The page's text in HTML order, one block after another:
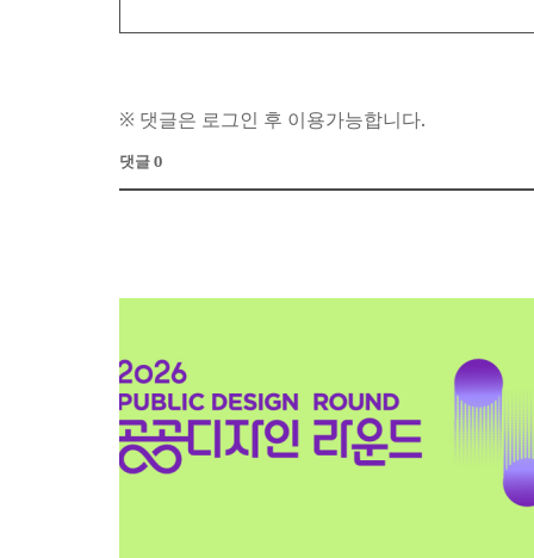
※ 댓글은 로그인 후 이용가능합니다.
댓글 0